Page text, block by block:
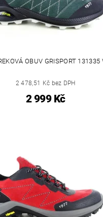
OBUV GRISPORT 131335
2 478,51 Kč bez DPH
2 999 Kč